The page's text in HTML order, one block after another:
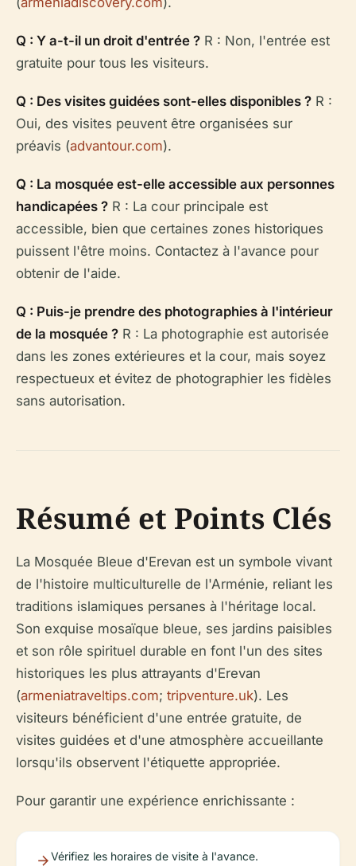
Q : Y a-t-il un droit d'entrée ? R : Non, l'entrée est
gratuite pour tous les visiteurs.
Q : Des visites guidées sont-elles disponibles ? R :
Oui, des visites peuvent être organisées sur
préavis (advantour.com).
Q : La mosquée est-elle accessible aux personnes
handicapées ? R : La cour principale est
accessible, bien que certaines zones historiques
puissent l'être moins. Contactez à l'avance pour
obtenir de l'aide.
Q : Puis-je prendre des photographies à l'intérieur
de la mosquée ? R : La photographie est autorisée
dans les zones extérieures et la cour, mais soyez
respectueux et évitez de photographier les fidèles
sans autorisation.
Résumé et Points Clés
La Mosquée Bleue d'Erevan est un symbole vivant
de l'histoire multiculturelle de l'Arménie, reliant les
traditions islamiques persanes à l'héritage local.
Son exquise mosaïque bleue, ses jardins paisibles
et son rôle spirituel durable en font l'un des sites
historiques les plus attrayants d'Erevan
(armeniatraveltips.com; tripventure.uk). Les
visiteurs bénéficient d'une entrée gratuite, de
visites guidées et d'une atmosphère accueillante
lorsqu'ils observent l'étiquette appropriée.
Pour garantir une expérience enrichissante :
Vérifiez les horaires de visite à l'avance.